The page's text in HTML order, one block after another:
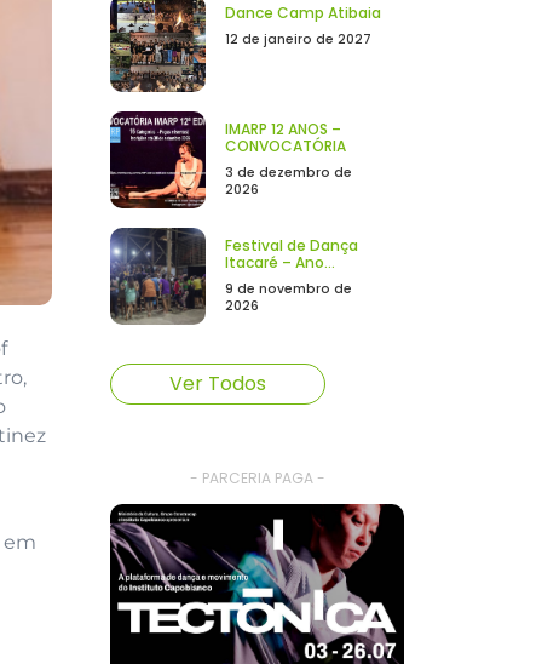
em
Dance Camp Atibaia
12 de janeiro de 2027
IMARP 12 ANOS –
CONVOCATÓRIA
3 de dezembro de
2026
Festival de Dança
Itacaré – Ano...
9 de novembro de
2026
Ver Todos
- PARCERIA PAGA -